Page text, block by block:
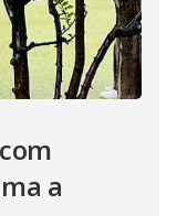
a